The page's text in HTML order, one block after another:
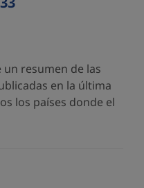
un resumen de las
en la última
los países donde el